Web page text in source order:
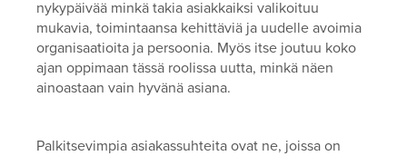
nykypäivää minkä takia asiakkaiksi valikoituu
mukavia, toimintaansa kehittäviä ja uudelle avoimia
organisaatioita ja persoonia. Myös itse joutuu koko
ajan oppimaan tässä roolissa uutta, minkä näen
ainoastaan vain hyvänä asiana.
Palkitsevimpia asiakassuhteita ovat ne, joissa on